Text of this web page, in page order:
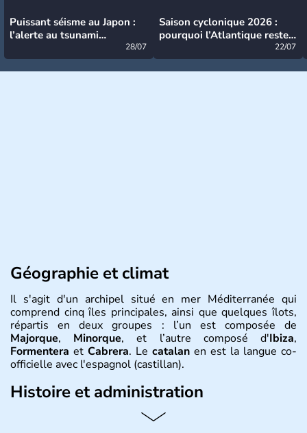
Puissant séisme au Japon :
l’alerte au tsunami
28/07
Saison cyclonique 2026 :
pourquoi l’Atlantique reste
22/07
Géographie et climat
Il s'agit d'un archipel situé en mer Méditerranée qui
comprend cinq îles principales, ainsi que quelques îlots,
répartis en deux groupes : l’un est composée de
Majorque, Minorque, et l’autre composé d'Ibiza,
Formentera et Cabrera. Le catalan en est la langue co-
officielle avec l'espagnol (castillan).
Histoire et administration
Dix millions de touristes se rendent chaque année aux